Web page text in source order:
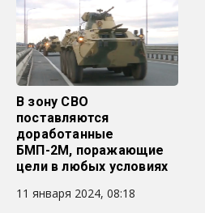
В зону СВО
поставляются
доработанные
БМП-2М, поражающие
цели в любых условиях
11 января 2024, 08:18